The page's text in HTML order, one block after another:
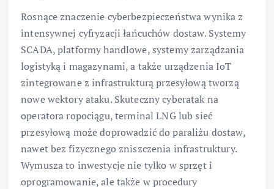
Rosnące znaczenie cyberbezpieczeństwa wynika z
intensywnej cyfryzacji łańcuchów dostaw. Systemy
SCADA, platformy handlowe, systemy zarządzania
logistyką i magazynami, a także urządzenia IoT
zintegrowane z infrastrukturą przesyłową tworzą
nowe wektory ataku. Skuteczny cyberatak na
operatora ropociągu, terminal LNG lub sieć
przesyłową może doprowadzić do paraliżu dostaw,
nawet bez fizycznego zniszczenia infrastruktury.
Wymusza to inwestycje nie tylko w sprzęt i
oprogramowanie, ale także w procedury